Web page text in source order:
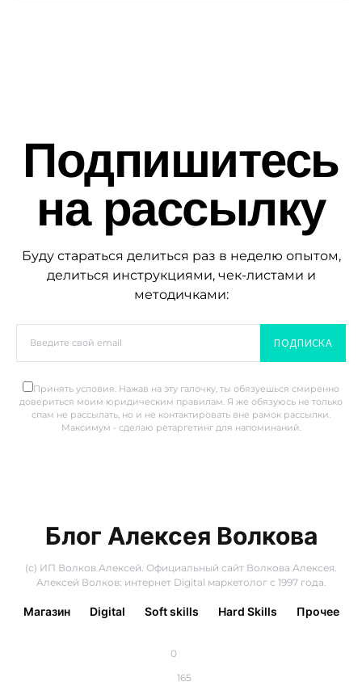
Подпишитесь
на рассылку
Буду стараться делиться раз в неделю опытом,
делиться инструкциями, чек-листами и
методичками:
ПОДПИСКА
Принять условия. Нажав на эту галочку, ты обязуешься смиренно
довериться моим юридическим правилам. Я же обязуюсь не только
спам не рассылать, но и не контактировать вне рамок рассылки.
Максимум - сделаю ретаргетинг для напоминаний.
Блог Алексея Волкова
(с) ИП Волков Алексей. Официальный сайт Волкова Алексея.
Алексей Волков: интернет Digital маркетолог с 1997 года.
0
165
Магазин Digital Soft skills Hard Skills Прочее